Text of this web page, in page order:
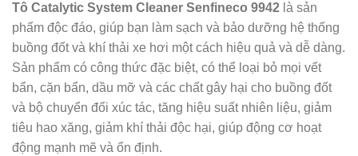
Tô Catalytic System Cleaner Senfineco 9942 là sản
phẩm độc đáo, giúp bạn làm sạch và bảo dưỡng hệ thống
buồng đốt và khí thải xe hơi một cách hiệu quả và dễ dàng.
Sản phẩm có công thức đặc biệt, có thể loại bỏ mọi vết
bẩn, cặn bẩn, dầu mỡ và các chất gây hại cho buồng đốt
và bộ chuyển đổi xúc tác, tăng hiệu suất nhiên liệu, giảm
tiêu hao xăng, giảm khí thải độc hại, giúp động cơ hoạt
động mạnh mẽ và ổn định.